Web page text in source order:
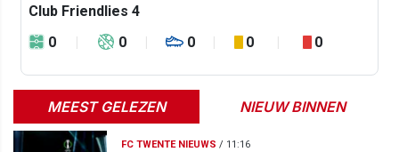
Club Friendlies 4
0
0 0 0 0
MEEST GELEZEN NIEUW BINNEN
FC TWENTE NIEUWS / 11:16